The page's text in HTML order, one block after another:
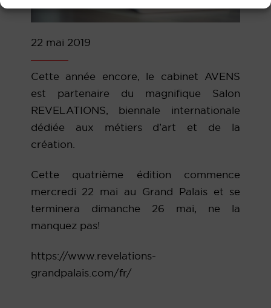
22 mai 2019
Cette année encore, le cabinet AVENS
est partenaire du magnifique Salon
REVELATIONS, biennale internationale
dédiée aux métiers d’art et de la
création.
Cette quatrième édition commence
mercredi 22 mai au Grand Palais et se
terminera dimanche 26 mai, ne la
manquez pas!
https://www.revelations-
grandpalais.com/fr/